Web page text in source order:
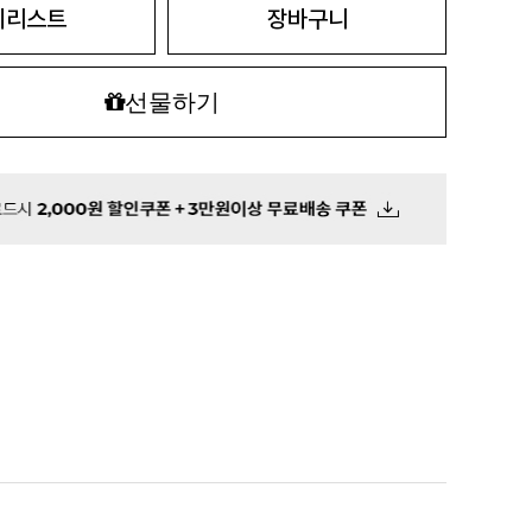
리스트 장바구니
선물하기